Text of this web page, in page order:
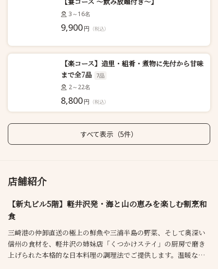
3～16名
9,900円 （税込）
【楽コース】造里・組肴・煮物に先付から甘味
まで全7品 7品
2～22名
8,800円 （税込）
すべて表示（5件）
店舗紹介
【新丸ビル5階】軽井沢発・海と山の恵みを楽しむ割烹和
食
三崎港の仲卸直送の極上の鮮魚や三浦半島の野菜、そして奥深い
信州の食材を、軽井沢の姉妹店「くつかけステイ」の厨房で磨き
上げられた本格的な日本料理の調理法でご提供します。温暖な三